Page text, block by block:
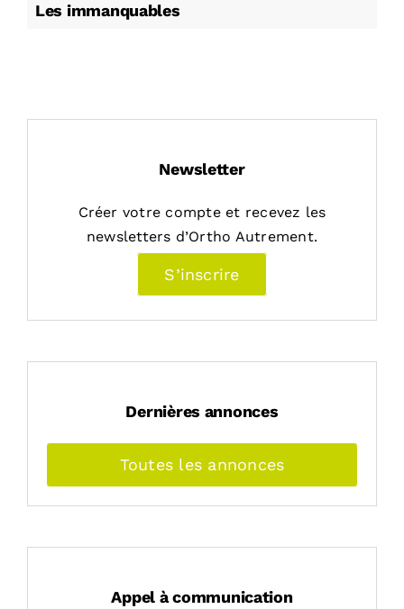
Les immanquables
Newsletter
Créer votre compte et recevez les
newsletters d’Ortho Autrement.
S’inscrire
Dernières annonces
Toutes les annonces
Appel à communication